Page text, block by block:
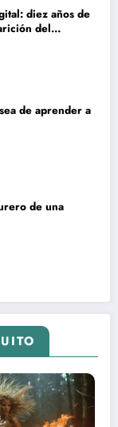
diez años de
del
de aprender a
de una